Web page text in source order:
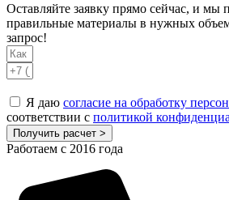
Оставляйте заявку прямо сейчас, и мы
правильные материалы в нужных
запрос!
Я даю согласие на обработку
соответствии с политикой
Получить расчет >
Работаем с 2016 года